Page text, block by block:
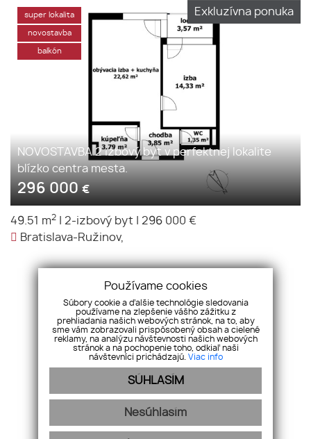
Exkluzívna ponuka
super lokalita
novostavba
balkón
NOVOSTAVBA 2 izbový byt v perfektnej lokalite
blízko centra mesta.
296 000€
49.51 m2 2-izbový byt
296 000 €
Bratislava-Ružinov,
Úvod
O nás
Služby
Referencie
Nehnuteľnosti
Chcem predať
Novostavby
Kontakt
Používame cookies
Súbory cookie a ďalšie technológie sledovania
používame na zlepšenie vášho zážitku z
prehliadania našich webových stránok, na to, aby
sme vám zobrazovali prispôsobený obsah a cielené
reklamy, na analýzu návštevnosti našich webových
stránok a na pochopenie toho, odkiaľ naši
návštevníci prichádzajú. Viac info
SÚHLASÍM
Nesúhlasím